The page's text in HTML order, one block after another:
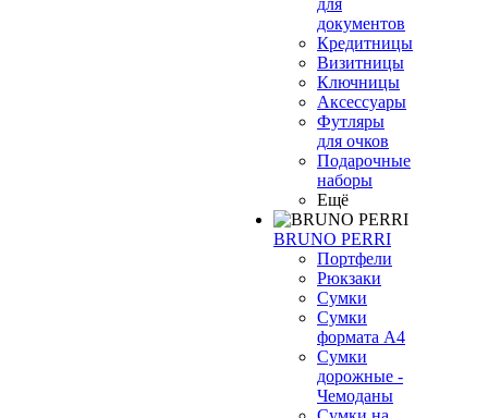
для
документов
Кредитницы
Визитницы
Ключницы
Аксессуары
Футляры
для очков
Подарочные
наборы
Ещё
BRUNO PERRI
Портфели
Рюкзаки
Сумки
Сумки
формата А4
Сумки
дорожные -
Чемоданы